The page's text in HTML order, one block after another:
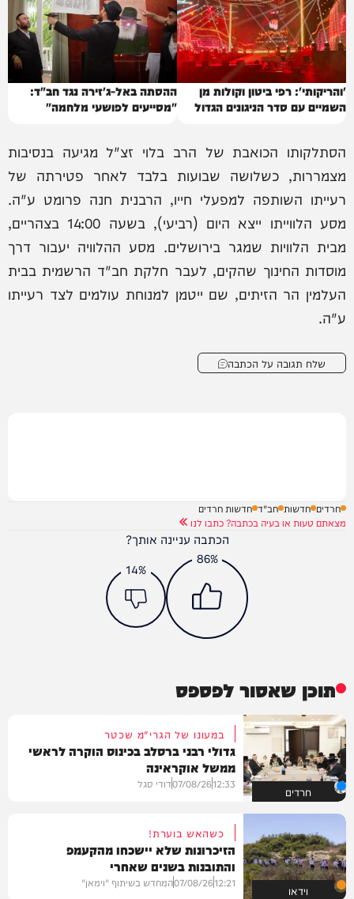
'והריקותי': רפי ביטון וקולות מן
השמיים עם סדר הניגונים הגדול
ההסתה באל-ג'זירה נגד חב"ד:
"מסייעים לפושעי מלחמה"
הסתלקותו הכואבת של הרב בלוי זצ"ל מגיעה בנסיבות
מצמררות, כשלושה שבועות בלבד לאחר פטירתה של
רעייתו השותפה למפעלי חייו, הרבנית חנה פרומט ע"ה.
מסע הלווייתו ייצא היום (רביעי), בשעה 14:00 בצהריים,
מבית הלוויות שמגר בירושלים. מסע ההלוויה יעבור דרך
מוסדות החינוך שהקים, לעבר חלקת חב"ד הרשמית בבית
העלמין הר הזיתים, שם ייטמן למנוחת עולמים לצד רעייתו
ע"ה.
שלח תגובה על הכתבה
חרדים חדשות חב"ד חדשות חרדים
מצאתם טעות או בעיה בכתבה? כתבו לנו
הכתבה עניינה אותך?
86%
14%
תוכן שאסור לפספס
חרדים
במעונו של הגרי"מ שכטר
גדולי רבני ברסלב בכינוס הוקרה לראשי
ממשל אוקראינה
12:33
07/08/26דודי סגל
וידאו
כשהאש בוערת!
הזיכרונות שלא יישכחו מהקעמפ
והתובנות בשנים שאחרי
12:21
07/08/26המחדש בשיתוף "וימאן"